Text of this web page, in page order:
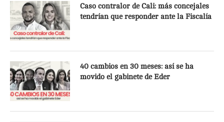
Caso contralor de Cali: más concejales
tendrían que responder ante la Fiscalía
40 cambios en 30 meses: así se ha
movido el gabinete de Eder